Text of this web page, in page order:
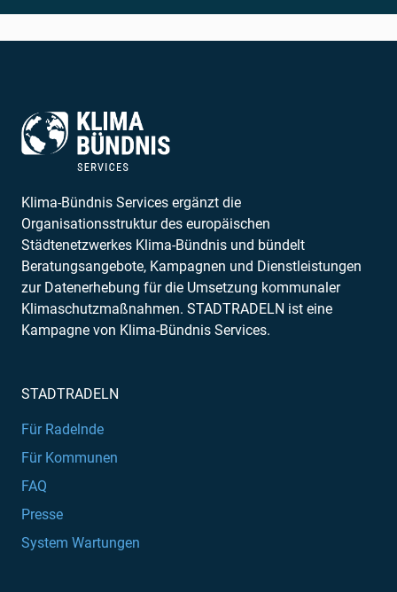
Klima-Bündnis Services ergänzt die
Organisationsstruktur des europäischen
Städtenetzwerkes Klima-Bündnis und bündelt
Beratungsangebote, Kampagnen und Dienstleistungen
zur Datenerhebung für die Umsetzung kommunaler
Klimaschutzmaßnahmen. STADTRADELN ist eine
Kampagne von Klima-Bündnis Services.
STADTRADELN
Für Radelnde
Für Kommunen
FAQ
Presse
System Wartungen